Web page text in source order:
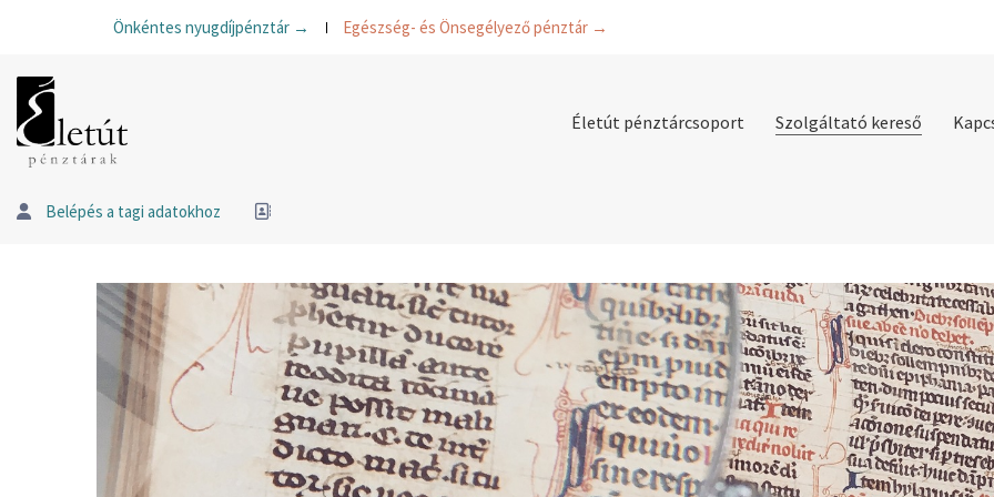
Önkéntes nyugdíjpénztár → Egészség- és Önsegélyező pénztár →
Életút pénztárcsoport Szolgáltató kereső
Belépés a tagi adatokhoz